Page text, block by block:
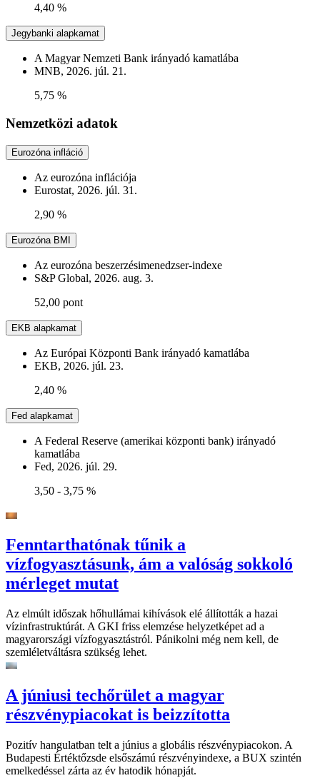
4,40 %
Jegybanki alapkamat
A Magyar Nemzeti Bank irányadó kamatlába
MNB, 2026. júl. 21.
5,75 %
Nemzetközi adatok
Eurozóna infláció
Az eurozóna inflációja
Eurostat, 2026. júl. 31.
2,90 %
Eurozóna BMI
Az eurozóna beszerzésimenedzser-indexe
S&P Global, 2026. aug. 3.
52,00 pont
EKB alapkamat
Az Európai Központi Bank irányadó kamatlába
EKB, 2026. júl. 23.
2,40 %
Fed alapkamat
A Federal Reserve (amerikai központi bank) irányadó
kamatlába
Fed, 2026. júl. 29.
3,50 - 3,75 %
Fenntarthatónak tűnik a
vízfogyasztásunk, ám a valóság sokkoló
mérleget mutat
Az elmúlt időszak hőhullámai kihívások elé állították a hazai
vízinfrastruktúrát. A GKI friss elemzése helyzetképet ad a
magyarországi vízfogyasztástról. Pánikolni még nem kell, de
szemléletváltásra szükség lehet.
A júniusi techőrület a magyar
részvénypiacokat is beizzította
Pozitív hangulatban telt a június a globális részvénypiacokon. A
Budapesti Értéktőzsde elsőszámú részvényindexe, a BUX szintén
emelkedéssel zárta az év hatodik hónapját.